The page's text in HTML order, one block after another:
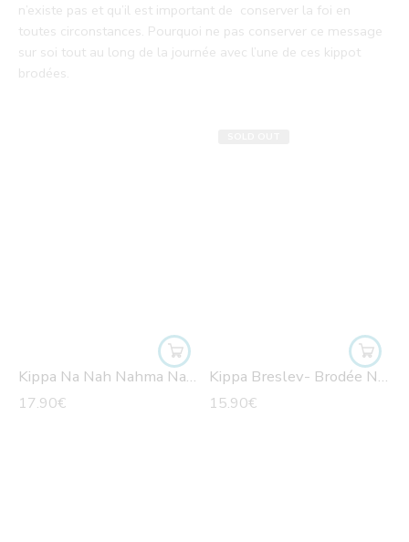
n’existe pas et qu’il est important de conserver la foi en
toutes circonstances. Pourquoi ne pas conserver ce message
sur soi tout au long de la journée avec l’une de ces kippot
brodées.
Kippa Na Nah Nahma Nahman Meouman blanche
17.90€
Kippa Breslev- Brodée Nahman Meouman
15.90€